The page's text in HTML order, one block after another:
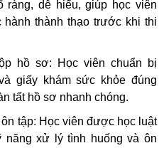
ràng, dễ hiểu, giúp học viên
thành thạo trước khi thi
hồ sơ: Học viên chuẩn bị
giấy khám sức khỏe đúng
tất hồ sơ nhanh chóng.
tập: Học viên được học luật
năng xử lý tình huống và ôn